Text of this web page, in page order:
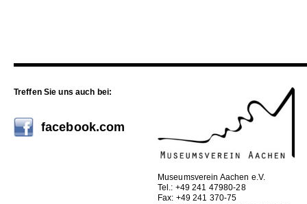
Treffen Sie uns auch bei:
facebook.com
Museumsverein Aachen e.V.
Tel.: +49 241 47980-28
Fax: +49 241 370-75